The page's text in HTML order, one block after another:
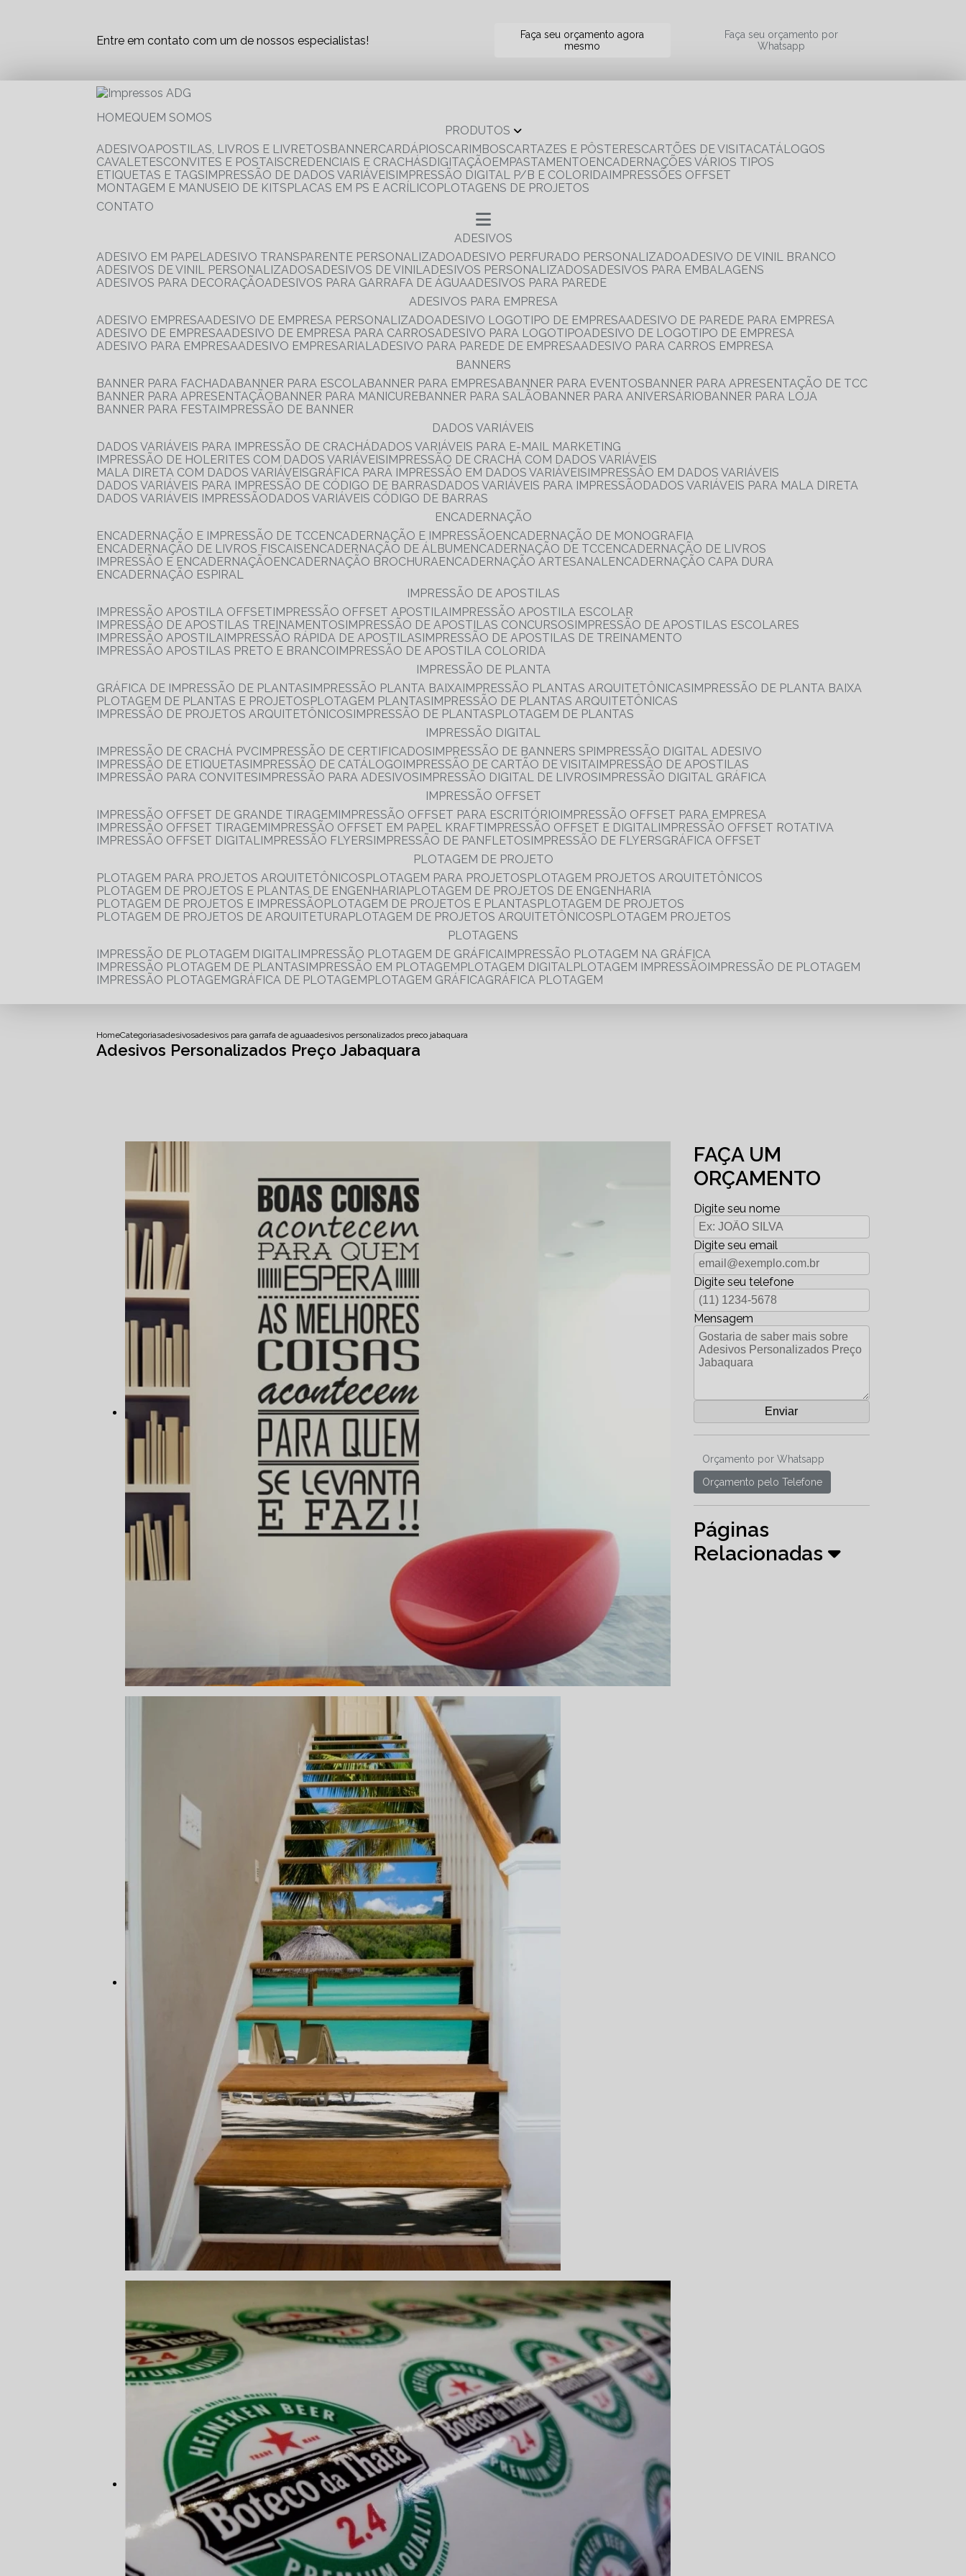
Entre em contato com um de nossos especialistas!
Faça seu orçamento agora
mesmo
Faça seu orçamento por
Whatsapp
HOME
QUEM SOMOS
PRODUTOS
ADESIVO
APOSTILAS, LIVROS E LIVRETOS BANNER CARDÁPIOS CARIMBOS CARTAZES E PÔSTERES CARTÕES DE VISITA
CATÁLOGOS
CAVALETES
CONVITES E POSTAIS CREDENCIAIS E CRACHÁS DIGITAÇÃO EMPASTAMENTO
ENCADERNAÇÕES VÁRIOS TIPOS
ETIQUETAS E TAGS IMPRESSÃO DE DADOS VARIÁVEIS IMPRESSÃO DIGITAL P/B E COLORIDA IMPRESSÕES OFFSET
MONTAGEM E MANUSEIO DE KITS
PLACAS EM PS E ACRÍLICO
PLOTAGENS DE PROJETOS
CONTATO
ADESIVOS
ADESIVO EM PAPEL
ADESIVO TRANSPARENTE PERSONALIZADO ADESIVO PERFURADO PERSONALIZADO
ADESIVO DE VINIL BRANCO
ADESIVOS DE VINIL PERSONALIZADOS
ADESIVOS DE VINIL ADESIVOS PERSONALIZADOS
ADESIVOS PARA EMBALAGENS
ADESIVOS PARA DECORAÇÃO
ADESIVOS PARA GARRAFA DE ÁGUA
ADESIVOS PARA PAREDE
ADESIVOS PARA EMPRESA
ADESIVO EMPRESA
ADESIVO DE EMPRESA PERSONALIZADO ADESIVO LOGOTIPO DE EMPRESA
ADESIVO DE PAREDE PARA EMPRESA
ADESIVO DE EMPRESA
ADESIVO DE EMPRESA PARA CARROS ADESIVO PARA LOGOTIPO
ADESIVO DE LOGOTIPO DE EMPRESA
ADESIVO PARA EMPRESA
ADESIVO EMPRESARIAL ADESIVO PARA PAREDE DE EMPRESA
ADESIVO PARA CARROS EMPRESA
BANNERS
BANNER PARA FACHADA
BANNER PARA ESCOLA BANNER PARA EMPRESA BANNER PARA EVENTOS
BANNER PARA APRESENTAÇÃO DE TCC
BANNER PARA APRESENTAÇÃO
BANNER PARA MANICURE BANNER PARA SALÃO BANNER PARA ANIVERSÁRIO
BANNER PARA LOJA
BANNER PARA FESTA IMPRESSÃO DE BANNER
DADOS VARIÁVEIS
DADOS VARIÁVEIS PARA IMPRESSÃO DE CRACHÁ
DADOS VARIÁVEIS PARA E-MAIL MARKETING
IMPRESSÃO DE HOLERITES COM DADOS VARIÁVEIS IMPRESSÃO DE CRACHÁ COM DADOS VARIÁVEIS
MALA DIRETA COM DADOS VARIÁVEIS
GRÁFICA PARA IMPRESSÃO EM DADOS VARIÁVEIS IMPRESSÃO EM DADOS VARIÁVEIS
DADOS VARIÁVEIS PARA IMPRESSÃO DE CÓDIGO DE BARRAS
DADOS VARIÁVEIS PARA IMPRESSÃO
DADOS VARIÁVEIS PARA MALA DIRETA
DADOS VARIÁVEIS IMPRESSÃO
DADOS VARIÁVEIS CÓDIGO DE BARRAS
ENCADERNAÇÃO
ENCADERNAÇÃO E IMPRESSÃO DE TCC
ENCADERNAÇÃO E IMPRESSÃO
ENCADERNAÇÃO DE MONOGRAFIA
ENCADERNAÇÃO DE LIVROS FISCAIS
ENCADERNAÇÃO DE ÁLBUM ENCADERNAÇÃO DE TCC
ENCADERNAÇÃO DE LIVROS
IMPRESSÃO E ENCADERNAÇÃO
ENCADERNAÇÃO BROCHURA ENCADERNAÇÃO ARTESANAL
ENCADERNAÇÃO CAPA DURA
ENCADERNAÇÃO ESPIRAL
IMPRESSÃO DE APOSTILAS
IMPRESSÃO APOSTILA OFFSET IMPRESSÃO OFFSET APOSTILA IMPRESSÃO APOSTILA ESCOLAR
IMPRESSÃO DE APOSTILAS TREINAMENTOS IMPRESSÃO DE APOSTILAS CONCURSOS IMPRESSÃO DE APOSTILAS ESCOLARES
IMPRESSÃO APOSTILA IMPRESSÃO RÁPIDA DE APOSTILAS IMPRESSÃO DE APOSTILAS DE TREINAMENTO
IMPRESSÃO APOSTILAS PRETO E BRANCO IMPRESSÃO DE APOSTILA COLORIDA
IMPRESSÃO DE PLANTA
GRÁFICA DE IMPRESSÃO DE PLANTAS IMPRESSÃO PLANTA BAIXA IMPRESSÃO PLANTAS ARQUITETÔNICAS IMPRESSÃO DE PLANTA BAIXA
PLOTAGEM DE PLANTAS E PROJETOS
PLOTAGEM PLANTAS IMPRESSÃO DE PLANTAS ARQUITETÔNICAS
IMPRESSÃO DE PROJETOS ARQUITETÔNICOS IMPRESSÃO DE PLANTAS
PLOTAGEM DE PLANTAS
IMPRESSÃO DIGITAL
IMPRESSÃO DE CRACHÁ PVC IMPRESSÃO DE CERTIFICADOS IMPRESSÃO DE BANNERS SP IMPRESSÃO DIGITAL ADESIVO
IMPRESSÃO DE ETIQUETAS IMPRESSÃO DE CATÁLOGO IMPRESSÃO DE CARTÃO DE VISITA IMPRESSÃO DE APOSTILAS
IMPRESSÃO PARA CONVITES IMPRESSÃO PARA ADESIVOS IMPRESSÃO DIGITAL DE LIVROS IMPRESSÃO DIGITAL GRÁFICA
IMPRESSÃO OFFSET
IMPRESSÃO OFFSET DE GRANDE TIRAGEM IMPRESSÃO OFFSET PARA ESCRITÓRIO IMPRESSÃO OFFSET PARA EMPRESA
IMPRESSÃO OFFSET TIRAGEM IMPRESSÃO OFFSET EM PAPEL KRAFT IMPRESSÃO OFFSET E DIGITAL IMPRESSÃO OFFSET ROTATIVA
IMPRESSÃO OFFSET DIGITAL IMPRESSÃO FLYERS IMPRESSÃO DE PANFLETOS IMPRESSÃO DE FLYERS
GRÁFICA OFFSET
PLOTAGEM DE PROJETO
PLOTAGEM PARA PROJETOS ARQUITETÔNICOS
PLOTAGEM PARA PROJETOS
PLOTAGEM PROJETOS ARQUITETÔNICOS
PLOTAGEM DE PROJETOS E PLANTAS DE ENGENHARIA
PLOTAGEM DE PROJETOS DE ENGENHARIA
PLOTAGEM DE PROJETOS E IMPRESSÃO
PLOTAGEM DE PROJETOS E PLANTAS
PLOTAGEM DE PROJETOS
PLOTAGEM DE PROJETOS DE ARQUITETURA
PLOTAGEM DE PROJETOS ARQUITETÔNICOS
PLOTAGEM PROJETOS
PLOTAGENS
IMPRESSÃO DE PLOTAGEM DIGITAL IMPRESSÃO PLOTAGEM DE GRÁFICA IMPRESSÃO PLOTAGEM NA GRÁFICA
IMPRESSÃO PLOTAGEM DE PLANTAS IMPRESSÃO EM PLOTAGEM PLOTAGEM DIGITAL PLOTAGEM IMPRESSÃO IMPRESSÃO DE PLOTAGEM
IMPRESSÃO PLOTAGEM
GRÁFICA DE PLOTAGEM PLOTAGEM GRÁFICA GRÁFICA PLOTAGEM
HomeCategoriasadesivosadesivos para garrafa de aguaadesivos personalizados preco jabaquara
Adesivos Personalizados Preço Jabaquara
FAÇA UM
ORÇAMENTO
Digite seu nome
Digite seu email
Digite seu telefone
Mensagem
Orçamento por Whatsapp
Orçamento pelo Telefone
Páginas
Relacionadas